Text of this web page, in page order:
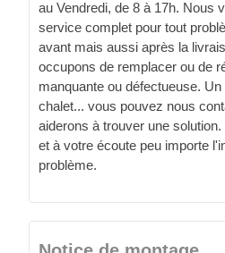
au Vendredi, de 8 à 17h. Nous
service complet pour tout
avant mais aussi après la
occupons de remplacer ou de
manquante ou défectueuse.
chalet... vous pouvez nous
aiderons à trouver une
et à votre écoute peu importe
problème.